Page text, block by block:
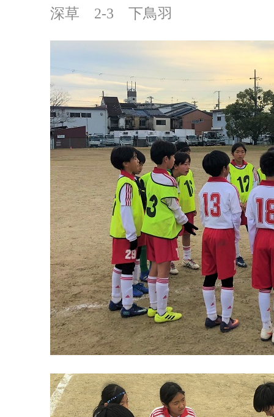
深草 2-3 下鳥羽